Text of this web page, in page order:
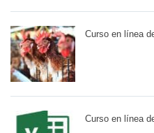
Curso en línea
Curso en línea